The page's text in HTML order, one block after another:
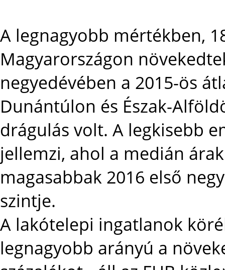
A legnagyobb mértékben,
Magyarországon
negyedévében a 2015-ös
Dunántúlon és Észak-
drágulás volt. A legkisebb
jellemzi, ahol a medián
magasabbak 2016 első
szintje.
A lakótelepi ingatlanok
legnagyobb arányú a